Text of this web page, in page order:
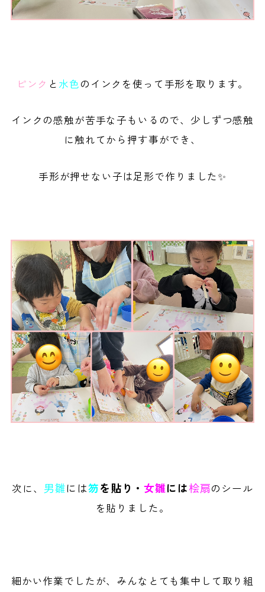
ピンク と 水色のインクを使って手形を取ります。
インクの感触が苦手な子もいるので、少しずつ感触
に触れてから押す事ができ、
手形が押せない子は足形で作りました✨
次に、 男雛には笏を貼り・女雛には桧扇のシール
を貼りました。
細かい作業でしたが、みんなとても集中して取り組